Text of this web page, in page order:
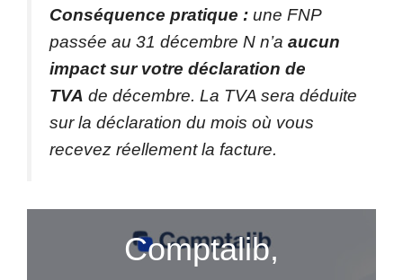
Conséquence pratique : une FNP
passée au 31 décembre N n’a aucun
impact sur votre déclaration de
TVA de décembre. La TVA sera déduite
sur la déclaration du mois où vous
recevez réellement la facture.
Comptalib,